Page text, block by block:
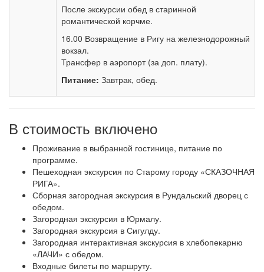
После экскурсии обед в старинной
романтической корчме.
16.00 Возвращение в Ригу на железнодорожный
вокзал.
Трансфер в аэропорт (за доп. плату).
Питание: Завтрак, обед.
В стоимость включено
Проживание в выбранной гостинице, питание по
программе.
Пешеходная экскурсия по Старому городу «СКАЗОЧНАЯ
РИГА».
Сборная загородная экскурсия в Рундальский дворец с
обедом.
Загородная экскурсия в Юрмалу.
Загородная экскурсия в Сигулду.
Загородная интерактивная экскурсия в хлебопекарню
«ЛАЧИ» с обедом.
Входные билеты по маршруту.